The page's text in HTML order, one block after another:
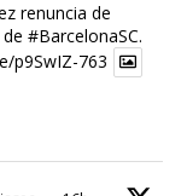
renuncia de
#BarcelonaSC.
p9SwIZ-763